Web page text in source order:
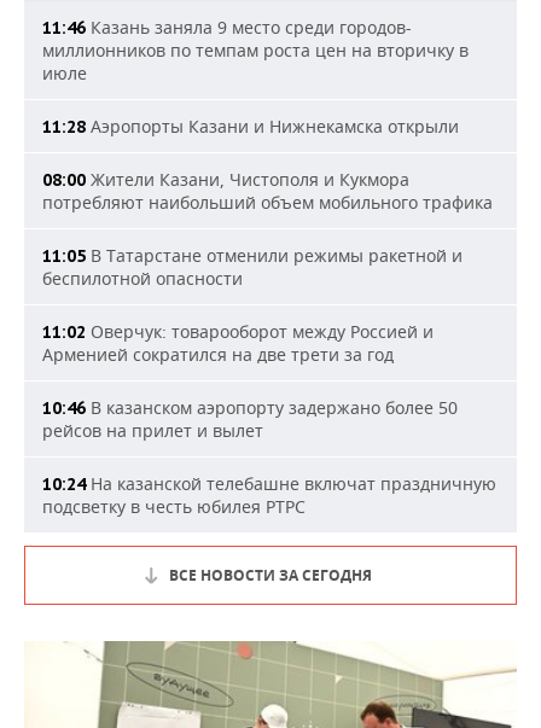
11:46 Казань заняла 9 место среди городов-
миллионников по темпам роста цен на вторичку в
июле
11:28 Аэропорты Казани и Нижнекамска открыли
08:00 Жители Казани, Чистополя и Кукмора
потребляют наибольший объем мобильного трафика
11:05 В Татарстане отменили режимы ракетной и
беспилотной опасности
11:02 Оверчук: товарооборот между Россией и
Арменией сократился на две трети за год
10:46 В казанском аэропорту задержано более 50
рейсов на прилет и вылет
10:24На казанской телебашне включат праздничную
подсветку в честь юбилея РТРС
ВСЕ НОВОСТИ ЗА СЕГОДНЯ